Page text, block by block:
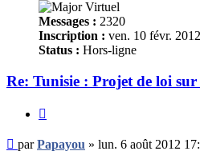
Messages : 2320
Inscription : ven. 10 févr.
Status : Hors-ligne
Re: Tunisie : Projet de loi sur
Message
non
parPapayou » lun. 6 août 2012